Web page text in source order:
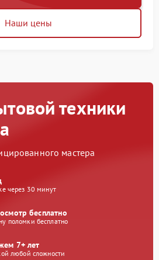
Наши цены
техники
мастера
через 30 минут
бесплатно
поломки бесплатно
7+ лет
любой сложности